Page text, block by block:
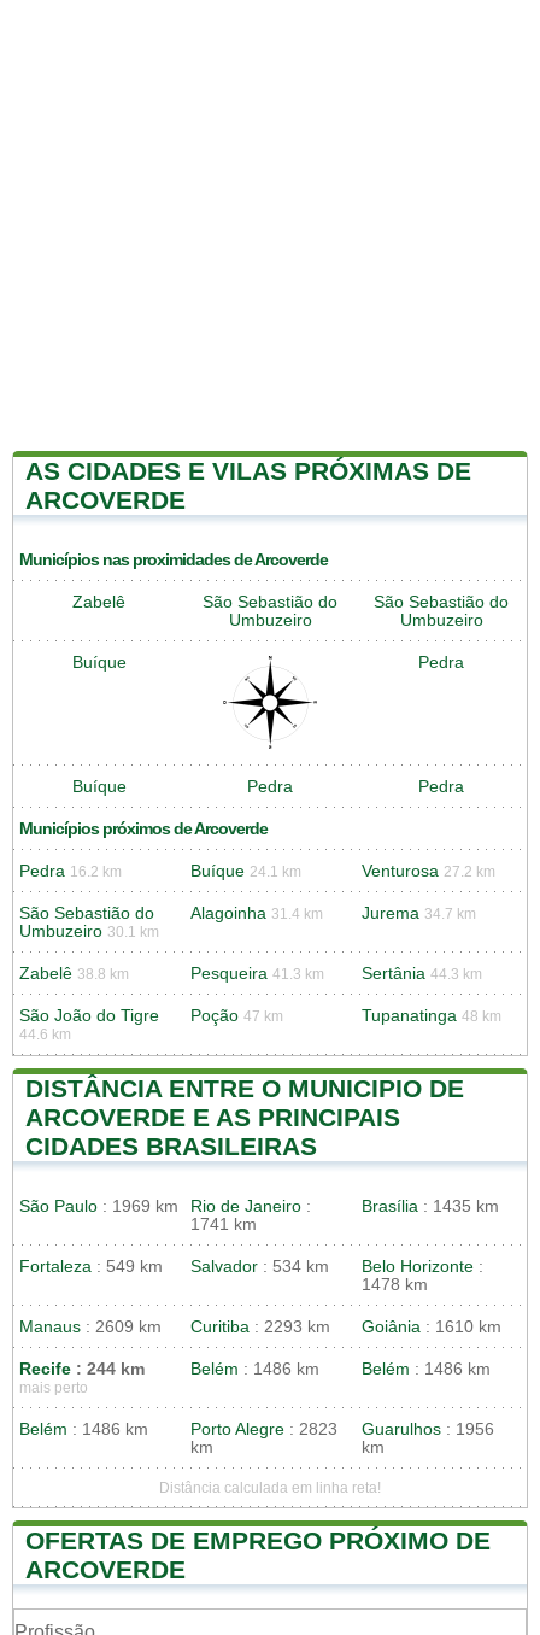
AS CIDADES E VILAS PRÓXIMAS DE
ARCOVERDE
Municípios nas proximidades de Arcoverde
Zabelê
São Sebastião do
Umbuzeiro
São Sebastião do
Umbuzeiro
Buíque Pedra
Buíque Pedra Pedra
Municípios próximos de Arcoverde
Pedra 16.2 km Buíque 24.1 km Venturosa 27.2 km
São Sebastião do
Umbuzeiro 30.1 km
Alagoinha 31.4 km Jurema 34.7 km
Zabelê 38.8 km Pesqueira 41.3 km Sertânia 44.3 km
São João do Tigre
44.6 km
Poção 47 km Tupanatinga 48 km
DISTÂNCIA ENTRE O MUNICIPIO DE
ARCOVERDE E AS PRINCIPAIS
CIDADES BRASILEIRAS
São Paulo : 1969 km Rio de Janeiro :
1741 km
Brasília : 1435 km
Fortaleza : 549 km Salvador : 534 km Belo Horizonte :
1478 km
Manaus : 2609 km Curitiba : 2293 km Goiânia : 1610 km
Recife : 244 km
mais perto
Belém : 1486 km Belém : 1486 km
Belém : 1486 km Porto Alegre : 2823
km
Guarulhos : 1956
km
Distância calculada em linha reta!
OFERTAS DE EMPREGO PRÓXIMO DE
ARCOVERDE